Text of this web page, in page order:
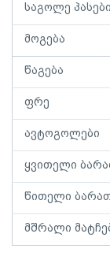
საგოლე პასები
მოგება
წაგება
ფრე
ავტოგოლები
ყვითელი
წითელი
მშრალი